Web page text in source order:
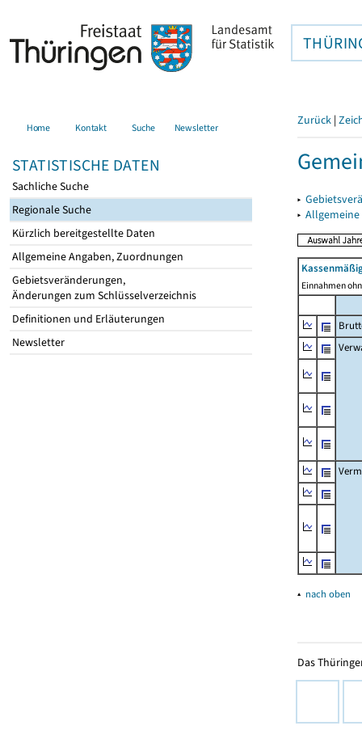
Home Kontakt Suche Newsletter
STATISTISCHE DATEN
Sachliche Suche
Regionale Suche
Kürzlich bereitgestellte Daten
Allgemeine Angaben, Zuordnungen
Gebietsveränderungen,
Änderungen zum Schlüsselverzeichnis
Definitionen und Erläuterungen
Newsletter
Zurück |
▸
▸
Einnahmen
▴ nach oben
Das